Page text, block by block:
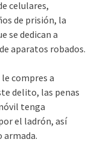
celulares,
de prisión, la
se dedican a
aparatos robados.
compres a
delito, las penas
tenga
el ladrón, así
armada.